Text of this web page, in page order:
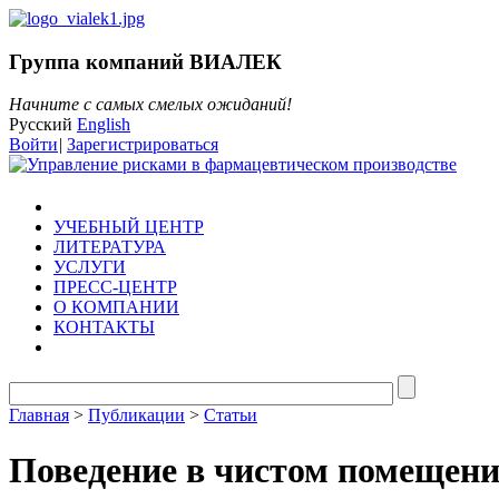
Группа компаний ВИАЛЕК
Начните с самых смелых ожиданий!
Русский English
Войти| Зарегистрироваться
УЧЕБНЫЙ ЦЕНТР
ЛИТЕРАТУРА
УСЛУГИ
ПРЕСС-ЦЕНТР
О КОМПАНИИ
КОНТАКТЫ
Главная > Публикации > Статьи
Поведение в чистом